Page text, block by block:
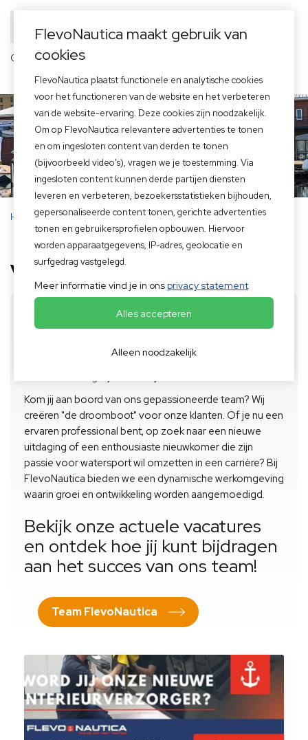
Officieel dealer van
Home>Over ons>Vacatures
Vacatures
Jouw passie voor watersport,
omzetten in een carrière
Kom jij aan boord van ons gepassioneerde team? Wij
creëren "de droomboot" voor onze klanten. Of je nu een
ervaren professional bent, op zoek naar een nieuwe
uitdaging of een enthousiaste nieuwkomer die zijn
passie voor watersport wil omzetten in een carrière? Bij
FlevoNautica bieden we een dynamische werkomgeving
waarin groei en ontwikkeling worden aangemoedigd.
Bekijk onze actuele vacatures
en ontdek hoe jij kunt bijdragen
aan het succes van ons team!
Team FlevoNautica
FlevoNautica maakt gebruik van
cookies
FlevoNautica plaatst functionele en analytische cookies
voor het functioneren van de website en het verbeteren
van de website-ervaring. Deze cookies zijn noodzakelijk.
Om op FlevoNautica relevantere advertenties te tonen
en om ingesloten content van derden te tonen
(bijvoorbeeld video's), vragen we je toestemming. Via
ingesloten content kunnen derde partijen diensten
leveren en verbeteren, bezoekersstatistieken bijhouden,
gepersonaliseerde content tonen, gerichte advertenties
tonen en gebruikersprofielen opbouwen. Hiervoor
worden apparaatgegevens, IP-adres, geolocatie en
surfgedrag vastgelegd.
Meer informatie vind je in ons privacy statement
Alles accepteren
Alleen noodzakelijk